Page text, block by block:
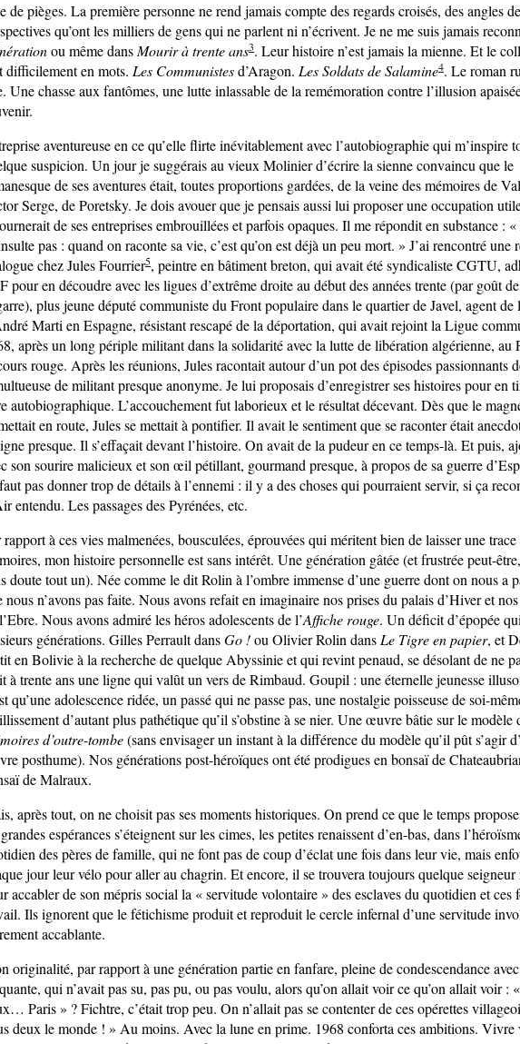
de pièges. La première personne ne rend jamais compte des regards croisés, des angles
qu’ont les milliers de gens qui ne parlent ni n’écrivent. Je ne me suis jamais
ou même dans Mourir à trente ans3. Leur histoire n’est jamais la mienne. Et le
difficilement en mots. Les Communistesd’Aragon. Les Soldats de Salamine4. Le roman
Une chasse aux fantômes, une lutte inlassable de la remémoration contre l’illusion
aventureuse en ce qu’elle flirte inévitablement avec l’autobiographie qui m’inspire
suspicion. Un jour je suggérais au vieux Molinier d’écrire la sienne convaincu que le
de ses aventures était, toutes proportions gardées, de la veine des mémoires de
Serge, de Poretsky. Je dois avouer que je pensais aussi lui proposer une occupation
de ses entreprises embrouillées et parfois opaques. Il me répondit en substance :
pas : quand on raconte sa vie, c’est qu’on est déjà un peu mort. » J’ai rencontré une
chez Jules Fourrier5, peintre en bâtiment breton, qui avait été syndicaliste CGTU,
pour en découdre avec les ligues d’extrême droite au début des années trente (par goût
plus jeune député communiste du Front populaire dans le quartier de Javel, agent de
Marti en Espagne, résistant rescapé de la déportation, qui avait rejoint la Ligue
après un long périple militant dans la solidarité avec la lutte de libération algérienne, au
rouge. Après les réunions, Jules racontait autour d’un pot des épisodes passionnants
de militant presque anonyme. Je lui proposais d’enregistrer ses histoires pour en
autobiographique. L’accouchement fut laborieux et le résultat décevant. Dès que le
en route, Jules se mettait à pontifier. Il avait le sentiment que se raconter était
presque. Il s’effaçait devant l’histoire. On avait de la pudeur en ce temps-là. Et puis,
son sourire malicieux et son œil pétillant, gourmand presque, à propos de sa guerre
pas donner trop de détails à l’ennemi : il y a des choses qui pourraient servir, si ça
entendu. Les passages des Pyrénées, etc.
rapport à ces vies malmenées, bousculées, éprouvées qui méritent bien de laisser une trace
mon histoire personnelle est sans intérêt. Une génération gâtée (et frustrée peut-
doute tout un). Née comme le dit Rolin à l’ombre immense d’une guerre dont on nous a
nous n’avons pas faite. Nous avons refait en imaginaire nos prises du palais d’Hiver et
Nous avons admiré les héros adolescents de l’Affiche rouge. Un déficit d’épopée
générations. Gilles Perrault dansGo !ou Olivier Rolin dans Le Tigre en papier, et
en Bolivie à la recherche de quelque Abyssinie et qui revint penaud, se désolant de ne
à trente ans une ligne qui valût un vers de Rimbaud. Goupil : une éternelle jeunesse
qu’une adolescence ridée, un passé qui ne passe pas, une nostalgie poisseuse de soi-
d’autant plus pathétique qu’il s’obstine à se nier. Une œuvre bâtie sur le modèle
d’outre-tombe(sans envisager un instant à la différence du modèle qu’il pût s’agir
posthume). Nos générations post-héroïques ont été prodigues en bonsaï de
de Malraux.
après tout, on ne choisit pas ses moments historiques. On prend ce que le temps
espérances s’éteignent sur les cimes, les petites renaissent d’en-bas, dans
des pères de famille, qui ne font pas de coup d’éclat une fois dans leur vie, mais
jour leur vélo pour aller au chagrin. Et encore, il se trouvera toujours quelque
accabler de son mépris social la « servitude volontaire » des esclaves du quotidien et ces
Ils ignorent que le fétichisme produit et reproduit le cercle infernal d’une servitude
accablante.
originalité, par rapport à une génération partie en fanfare, pleine de condescendance
qui n’avait pas su, pas pu, ou pas voulu, alors qu’on allait voir ce qu’on allait voir :
Paris » ? Fichtre, c’était trop peu. On n’allait pas se contenter de ces opérettes
deux le monde ! » Au moins. Avec la lune en prime. 1968 conforta ces ambitions. Vivre